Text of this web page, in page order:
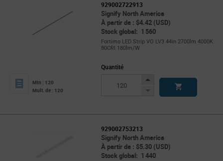
929002722913
Signify North America
À partir de : $4.42 (USD)
Stock global: 1 560
Fortimo LED Strip VO LV3 44in 2700lm 4000K
80CRI 180lm/W
Min : 120
Mult. de : 120
Quantité
Increase
Decrease
929002753213
Signify North America
À partir de : $5.30 (USD)
Stock global: 1 440